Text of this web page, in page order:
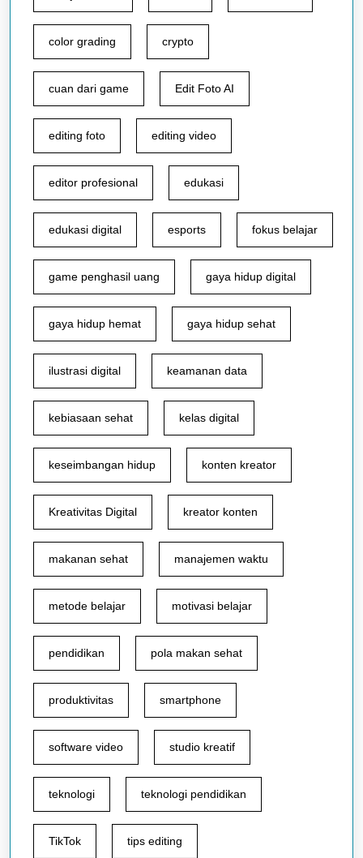
color grading crypto
cuan dari game Edit Foto AI
editing foto editing video
editor profesional edukasi
edukasi digital esports fokus belajar
game penghasil uang gaya hidup digital
gaya hidup hemat gaya hidup sehat
ilustrasi digital keamanan data
kebiasaan sehat kelas digital
keseimbangan hidup konten kreator
Kreativitas Digital kreator konten
makanan sehat manajemen waktu
metode belajar motivasi belajar
pendidikan pola makan sehat
produktivitas smartphone
software video studio kreatif
teknologi teknologi pendidikan
TikTok tips editing